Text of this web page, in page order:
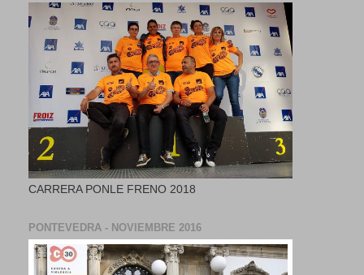
CARRERA PONLE FRENO 2018
PONTEVEDRA - NOVIEMBRE 2016